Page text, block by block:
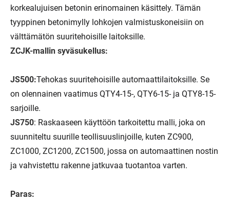
korkealujuisen betonin erinomainen käsittely. Tämän
tyyppinen betonimylly lohkojen valmistuskoneisiin on
välttämätön suuritehoisille laitoksille.
ZCJK-mallin syväsukellus:
JS500:Tehokas suuritehoisille automaattilaitoksille. Se
on olennainen vaatimus QTY4-15-, QTY6-15- ja QTY8-15-
sarjoille.
JS750: Raskaaseen käyttöön tarkoitettu malli, joka on
suunniteltu suurille teollisuuslinjoille, kuten ZC900,
ZC1000, ZC1200, ZC1500, jossa on automaattinen nostin
ja vahvistettu rakenne jatkuvaa tuotantoa varten.
Paras: